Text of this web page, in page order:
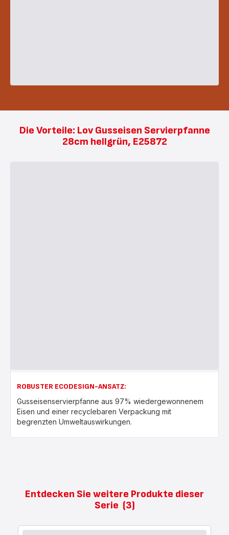
Die Vorteile: Lov Gusseisen Servierpfanne
28cm hellgrün, E25872
ROBUSTER ECODESIGN-ANSATZ:
Gusseisenservierpfanne aus 97% wiedergewonnenem
Eisen und einer recyclebaren Verpackung mit
begrenzten Umweltauswirkungen.
Entdecken Sie weitere Produkte dieser
Serie (3)